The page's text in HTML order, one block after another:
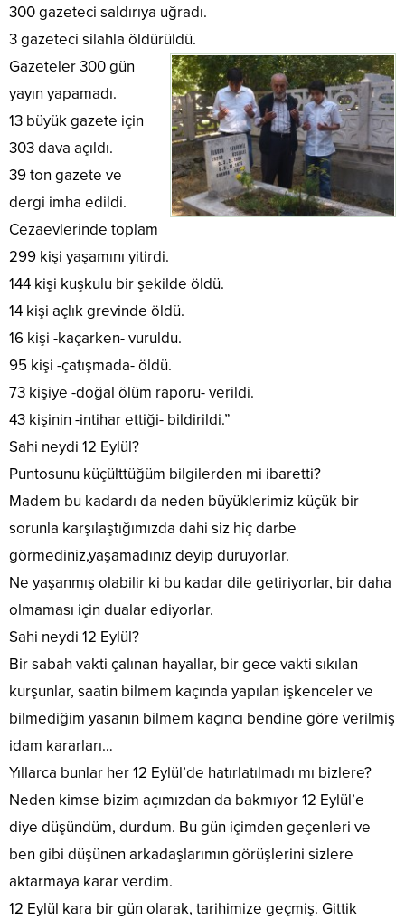
300 gazeteci saldırıya uğradı.
3 gazeteci silahla öldürüldü.
Gazeteler 300 gün
yayın yapamadı.
13 büyük gazete için
303 dava açıldı.
39 ton gazete ve
dergi imha edildi.
Cezaevlerinde toplam
299 kişi yaşamını yitirdi.
144 kişi kuşkulu bir şekilde öldü.
14 kişi açlık grevinde öldü.
16 kişi -kaçarken- vuruldu.
95 kişi -çatışmada- öldü.
73 kişiye -doğal ölüm raporu- verildi.
43 kişinin -intihar ettiği- bildirildi.”
Sahi neydi 12 Eylül?
Puntosunu küçülttüğüm bilgilerden mi ibaretti?
Madem bu kadardı da neden büyüklerimiz küçük bir
sorunla karşılaştığımızda dahi siz hiç darbe
görmediniz,yaşamadınız deyip duruyorlar.
Ne yaşanmış olabilir ki bu kadar dile getiriyorlar, bir daha
olmaması için dualar ediyorlar.
Sahi neydi 12 Eylül?
Bir sabah vakti çalınan hayallar, bir gece vakti sıkılan
kurşunlar, saatin bilmem kaçında yapılan işkenceler ve
bilmediğim yasanın bilmem kaçıncı bendine göre verilmiş
idam kararları…
Yıllarca bunlar her 12 Eylül’de hatırlatılmadı mı bizlere?
Neden kimse bizim açımızdan da bakmıyor 12 Eylül’e
diye düşündüm, durdum. Bu gün içimden geçenleri ve
ben gibi düşünen arkadaşlarımın görüşlerini sizlere
aktarmaya karar verdim.
12 Eylül kara bir gün olarak, tarihimize geçmiş. Gittik